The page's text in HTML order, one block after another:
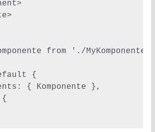
from './
{
{ Komponente },